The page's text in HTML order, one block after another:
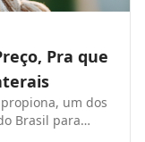
Pra que
um dos
Brasil para